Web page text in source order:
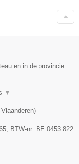
en in de provincie
▼
)
, BTW-nr: BE 0453 822